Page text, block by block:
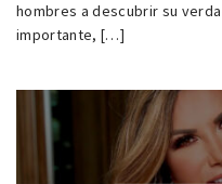
hombres a descubrir su
importante, […]